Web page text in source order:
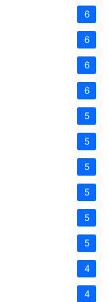
6
6
6
6
5
5
5
5
5
5
4
4